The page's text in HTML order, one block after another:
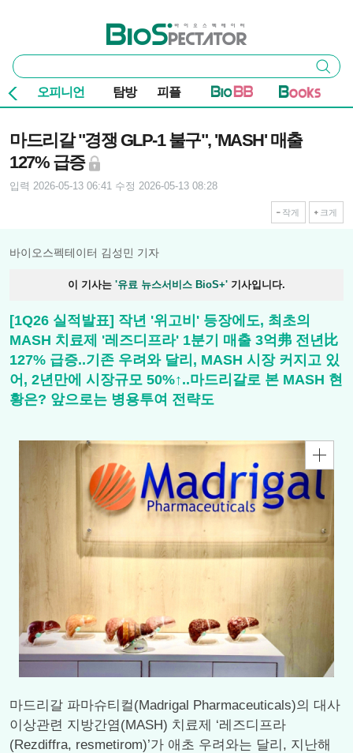
바이오스펙테이터
통
합
검
색
검색
오피니언 탐방 피플
마드리갈 "경쟁 GLP-1 불구", 'MASH' 매출
127% 급증
입력 2026-05-13 06:41 수정 2026-05-13 08:28
작게 크게
바이오스펙테이터 김성민 기자
이 기사는 '유료 뉴스서비스 BioS+' 기사입니다.
[1Q26 실적발표] 작년 '위고비' 등장에도, 최초의
MASH 치료제 '레즈디프라' 1분기 매출 3억弗 전년比
127% 급증..기존 우려와 달리, MASH 시장 커지고 있
어, 2년만에 시장규모 50%↑..마드리갈로 본 MASH 현
황은? 앞으로는 병용투여 전략도
마드리갈 파마슈티컬(Madrigal Pharmaceuticals)의 대사
이상관련 지방간염(MASH) 치료제 ‘레즈디프라
(Rezdiffra, resmetirom)’가 애초 우려와는 달리, 지난해